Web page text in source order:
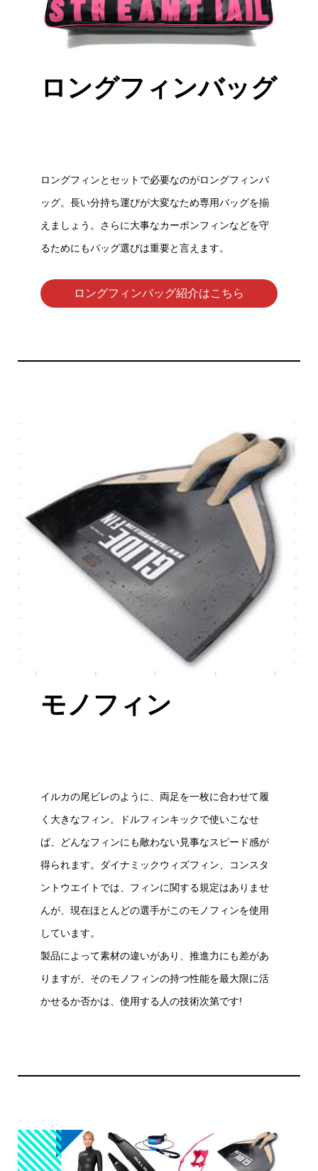
ロングフィンバッグ
ロングフィンとセットで必要なのがロングフィンバ
ッグ。長い分持ち運びが大変なため専用バッグを揃
えましょう。さらに大事なカーボンフィンなどを守
るためにもバッグ選びは重要と言えます。
ロングフィンバッグ紹介はこちら
モノフィン
イルカの尾ビレのように、両足を一枚に合わせて履
く大きなフィン。ドルフィンキックで使いこなせ
ば、どんなフィンにも敵わない見事なスピード感が
得られます。ダイナミックウィズフィン、コンスタ
ントウエイトでは、フィンに関する規定はありませ
んが、現在ほとんどの選手がこのモノフィンを使用
しています。
製品によって素材の違いがあり、推進力にも差があ
りますが、そのモノフィンの持つ性能を最大限に活
かせるか否かは、使用する人の技術次第です!